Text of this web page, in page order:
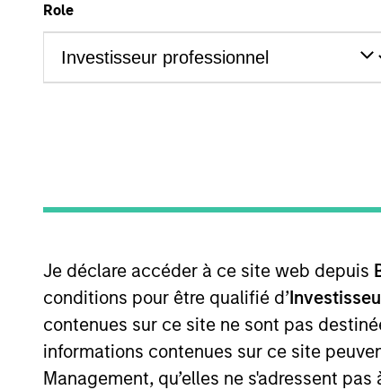
Role
Je déclare accéder à ce site web depuis
conditions pour être qualifié d’
contenues sur ce site ne sont pas
informations contenues sur ce site
Management, qu’elles ne s'adressent
Morgan
investments and
Morgan Stanley Private Equity
companies with substantial
businesses with strong
financial performance.